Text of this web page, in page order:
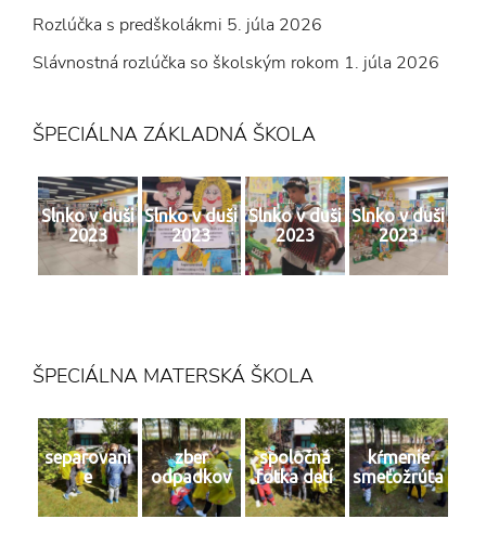
Rozlúčka s predškolákmi 5. júla 2026
Slávnostná rozlúčka so školským rokom 1. júla 2026
ŠPECIÁLNA ZÁKLADNÁ ŠKOLA
Slnko v duši
2023
Slnko v duši
2023
Slnko v duši
2023
Slnko v duši
2023
ŠPECIÁLNA MATERSKÁ ŠKOLA
separovani
e
zber
odpadkov
spoločná
fotka detí
kŕmenie
smeťožrúta